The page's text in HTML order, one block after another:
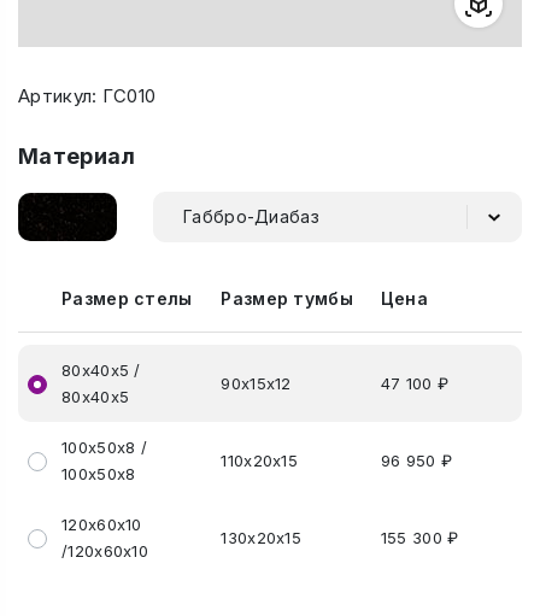
Артикул: ГС010
Материал
Габбро-Диабаз
Размер стелы Размер тумбы Цена
80х40х5 /
80х40х5
90х15х12 47 100 ₽
100х50х8 /
100х50х8
110х20х15 96 950 ₽
120х60х10
/120х60х10
130х20х15 155 300 ₽